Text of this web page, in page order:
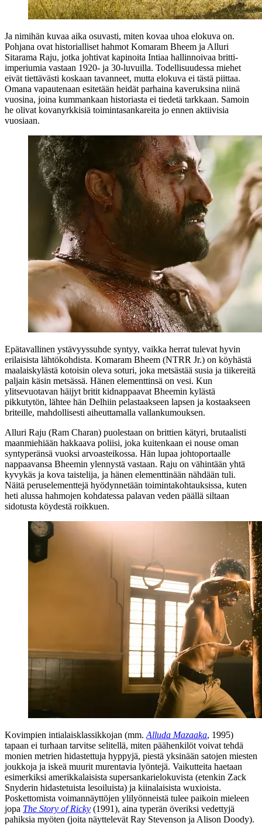
Ja nimihän kuvaa aika osuvasti, miten kovaa uhoa elokuva on.
Pohjana ovat historialliset hahmot Komaram Bheem ja Alluri
Sitarama Raju, jotka johtivat kapinoita Intiaa hallinnoivaa britti-
imperiumia vastaan 1920‑ ja 30‑luvuilla. Todellisuudessa miehet
eivät tiettävästi koskaan tavanneet, mutta elokuva ei tästä piittaa.
Omana vapautenaan esitetään heidät parhaina kaveruksina niinä
vuosina, joina kummankaan historiasta ei tiedetä tarkkaan. Samoin
he olivat kovanyrkkisiä toimintasankareita jo ennen aktiivisia
vuosiaan.
Epätavallinen ystävyyssuhde syntyy, vaikka herrat tulevat hyvin
erilaisista lähtökohdista. Komaram Bheem (NTRR Jr.) on köyhästä
maalaiskylästä kotoisin oleva soturi, joka metsästää susia ja tiikereitä
paljain käsin metsässä. Hänen elementtinsä on vesi. Kun
ylitsevuotavan häijyt britit kidnappaavat Bheemin kylästä
pikkutytön, lähtee hän Delhiin pelastaakseen lapsen ja kostaakseen
briteille, mahdollisesti aiheuttamalla vallankumouksen.
Alluri Raju (Ram Charan) puolestaan on brittien kätyri, brutaalisti
maanmiehiään hakkaava poliisi, joka kuitenkaan ei nouse oman
syntyperänsä vuoksi arvoasteikossa. Hän lupaa johtoportaalle
nappaavansa Bheemin ylennystä vastaan. Raju on vähintään yhtä
kyvykäs ja kova taistelija, ja hänen elementtinään nähdään tuli.
Näitä peruselementtejä hyödynnetään toimintakohtauksissa, kuten
heti alussa hahmojen kohdatessa palavan veden päällä siltaan
sidotusta köydestä roikkuen.
Kovimpien intialaisklassikkojan (mm. Alluda Mazaaka, 1995)
tapaan ei turhaan tarvitse selitellä, miten päähenkilöt voivat tehdä
monien metrien hidastettuja hyppyjä, piestä yksinään satojen miesten
joukkoja ja iskeä muurit murentavia lyöntejä. Vaikutteita haetaan
esimerkiksi amerikkalaisista supersankarielokuvista (etenkin Zack
Snyderin hidastetuista lesoiluista) ja kiinalaisista wuxioista.
Poskettomista voimannäyttöjen ylilyönneistä tulee paikoin mieleen
jopa The Story of Ricky (1991), aina typerän överiksi vedettyjä
pahiksia myöten (joita näyttelevät Ray Stevenson ja Alison Doody).